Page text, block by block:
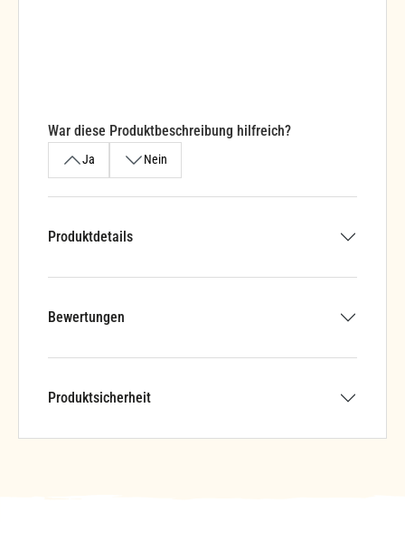
War diese Produktbeschreibung hilfreich?
Ja Nein
Produktdetails
Bewertungen
Produktsicherheit